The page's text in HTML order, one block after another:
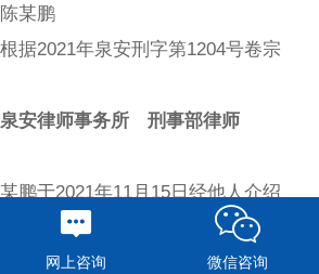
某鹏
2021年泉安刑字第1204号卷宗
安律师事务所 刑事部律师
于2021年11月15日经他人介绍
已的三张银行卡提供给他人用于转
转账时协助他人进行解锁和人脸识
网上咨询 微信咨询